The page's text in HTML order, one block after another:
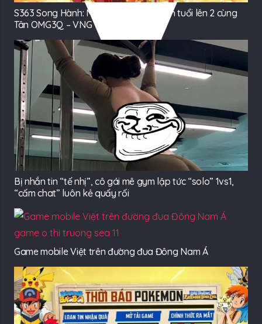
S363 Song Hành: Máy chủ đặc biệt đón tuổi lên 2 cùng
Tân OMG3Q – VNG
Bị nhắn tin “tế nhị”, cô gái mê gym lập tức “solo” 1vs1,
“cấm chat” luôn kẻ quấy rối
Game mobile Việt trên đường đua Đông Nam Á